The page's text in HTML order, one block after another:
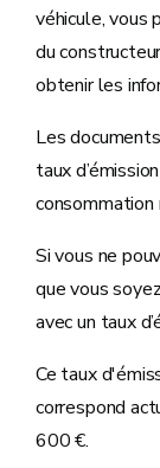
véhicule,
du
obtenir les
Les
taux
consommation
Si vous ne
que vous
avec un taux
Ce taux
correspond
600 €.